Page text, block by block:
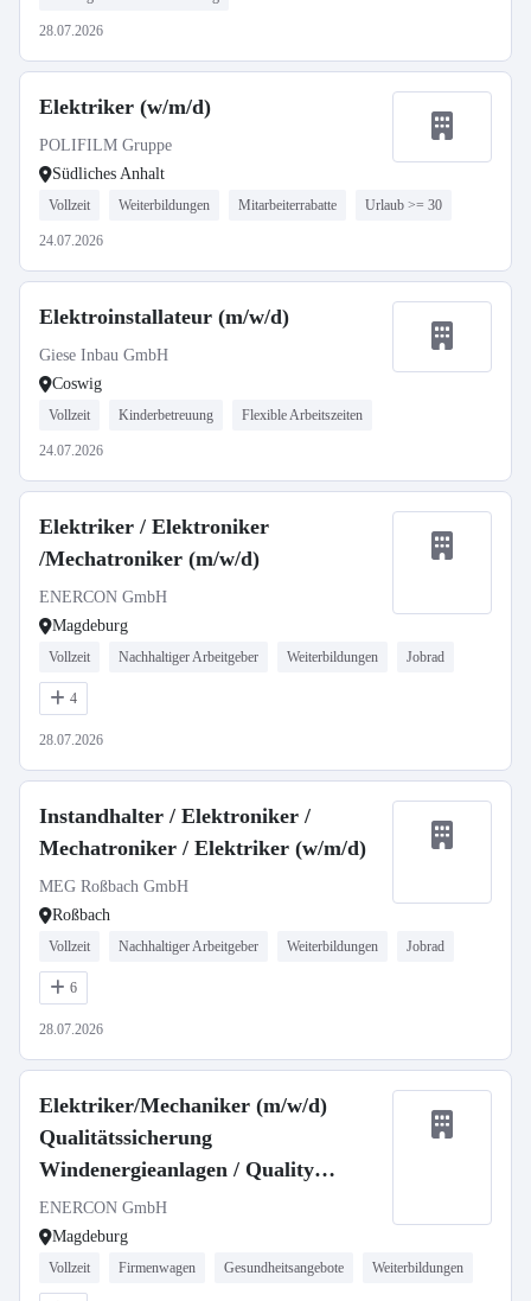
28.07.2026
Elektriker (w/m/d)
POLIFILM Gruppe
Südliches Anhalt
Vollzeit Weiterbildungen Mitarbeiterrabatte Urlaub >= 30
24.07.2026
Elektroinstallateur (m/w/d)
Giese Inbau GmbH
Coswig
Vollzeit Kinderbetreuung Flexible Arbeitszeiten
24.07.2026
Elektriker / Elektroniker
/Mechatroniker (m/w/d)
ENERCON GmbH
Magdeburg
Vollzeit Nachhaltiger Arbeitgeber Weiterbildungen Jobrad
4
28.07.2026
Instandhalter / Elektroniker /
Mechatroniker / Elektriker (w/m/d)
MEG Roßbach GmbH
Roßbach
Vollzeit Nachhaltiger Arbeitgeber Weiterbildungen Jobrad
6
28.07.2026
Elektriker/Mechaniker (m/w/d)
Qualitätssicherung
Windenergieanlagen / Quality
Inspector
ENERCON GmbH
Magdeburg
Vollzeit Firmenwagen Gesundheitsangebote Weiterbildungen